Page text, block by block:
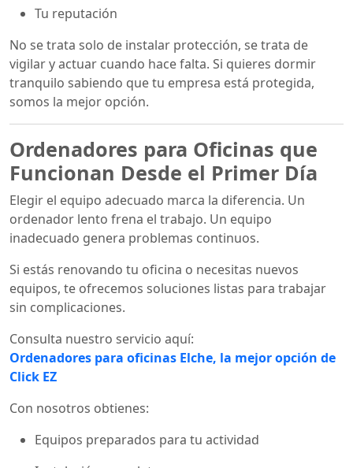
Tu reputación
No se trata solo de instalar protección, se trata de
vigilar y actuar cuando hace falta. Si quieres dormir
tranquilo sabiendo que tu empresa está protegida,
somos la mejor opción.
Ordenadores para Oficinas que
Funcionan Desde el Primer Día
Elegir el equipo adecuado marca la diferencia. Un
ordenador lento frena el trabajo. Un equipo
inadecuado genera problemas continuos.
Si estás renovando tu oficina o necesitas nuevos
equipos, te ofrecemos soluciones listas para trabajar
sin complicaciones.
Consulta nuestro servicio aquí:
Ordenadores para oficinas Elche, la mejor opción de
Click EZ
Con nosotros obtienes:
Equipos preparados para tu actividad